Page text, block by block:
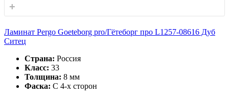
+
Ламинат Pergo Goeteborg pro/Гётеборг про L1257-08616 Дуб
Ситец
Страна: Россия
Класс: 33
Толщина: 8 мм
Фаска: С 4-x сторон